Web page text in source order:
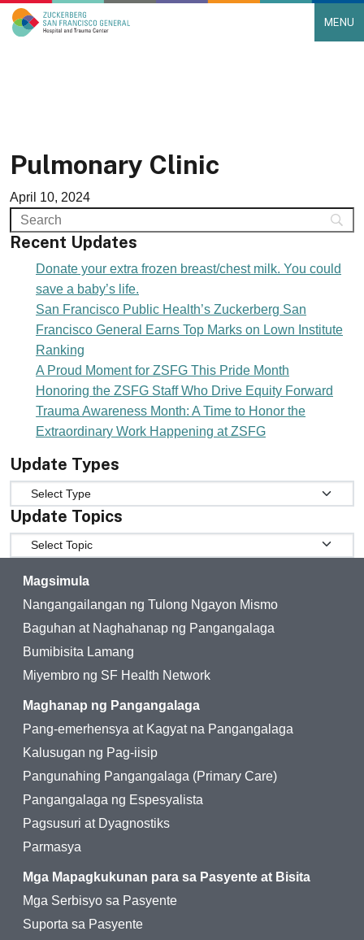
Main Navigation MENU
Pulmonary Clinic
April 10, 2024
Recent Updates
Donate your extra frozen breast/chest milk. You could
save a baby’s life.
San Francisco Public Health’s Zuckerberg San
Francisco General Earns Top Marks on Lown Institute
Ranking
A Proud Moment for ZSFG This Pride Month
Honoring the ZSFG Staff Who Drive Equity Forward
Trauma Awareness Month: A Time to Honor the
Extraordinary Work Happening at ZSFG
Update Types
Update Types
Update Topics
Update Topics
Magsimula
Nangangailangan ng Tulong Ngayon Mismo
Baguhan at Naghahanap ng Pangangalaga
Bumibisita Lamang
Miyembro ng SF Health Network
Maghanap ng Pangangalaga
Pang-emerhensya at Kagyat na Pangangalaga
Kalusugan ng Pag-iisip
Pangunahing Pangangalaga (Primary Care)
Pangangalaga ng Espesyalista
Pagsusuri at Dyagnostiks
Parmasya
Mga Mapagkukunan para sa Pasyente at Bisita
Mga Serbisyo sa Pasyente
Suporta sa Pasyente